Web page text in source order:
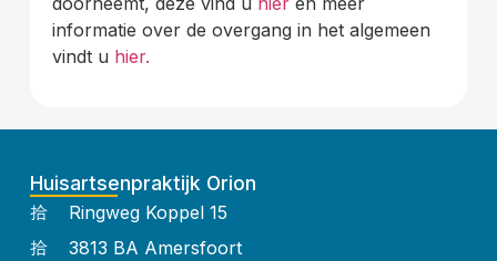
informatie over de overgang in het algemeen
vindt u hier.
Huisartsenpraktijk Orion
Ringweg Koppel 15
3813 BA Amersfoort